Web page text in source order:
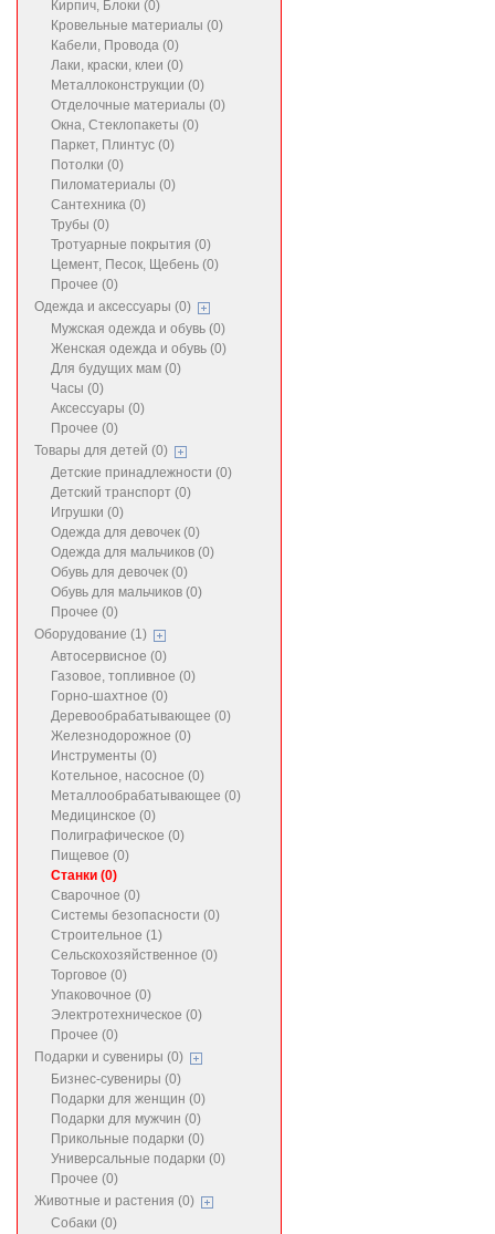
Кирпич, Блоки (0)
Кровельные материалы (0)
Кабели, Провода (0)
Лаки, краски, клеи (0)
Металлоконструкции (0)
Отделочные материалы (0)
Окна, Стеклопакеты (0)
Паркет, Плинтус (0)
Потолки (0)
Пиломатериалы (0)
Сантехника (0)
Трубы (0)
Тротуарные покрытия (0)
Цемент, Песок, Щебень (0)
Прочее (0)
Одежда и аксессуары (0)
Мужская одежда и обувь (0)
Женская одежда и обувь (0)
Для будущих мам (0)
Часы (0)
Аксессуары (0)
Прочее (0)
Товары для детей (0)
Детские принадлежности (0)
Детский транспорт (0)
Игрушки (0)
Одежда для девочек (0)
Одежда для мальчиков (0)
Обувь для девочек (0)
Обувь для мальчиков (0)
Прочее (0)
Оборудование (1)
Автосервисное (0)
Газовое, топливное (0)
Горно-шахтное (0)
Деревообрабатывающее (0)
Железнодорожное (0)
Инструменты (0)
Котельное, насосное (0)
Металлообрабатывающее (0)
Медицинское (0)
Полиграфическое (0)
Пищевое (0)
Станки (0)
Сварочное (0)
Системы безопасности (0)
Строительное (1)
Сельскохозяйственное (0)
Торговое (0)
Упаковочное (0)
Электротехническое (0)
Прочее (0)
Подарки и сувениры (0)
Бизнес-сувениры (0)
Подарки для женщин (0)
Подарки для мужчин (0)
Прикольные подарки (0)
Универсальные подарки (0)
Прочее (0)
Животные и растения (0)
Собаки (0)